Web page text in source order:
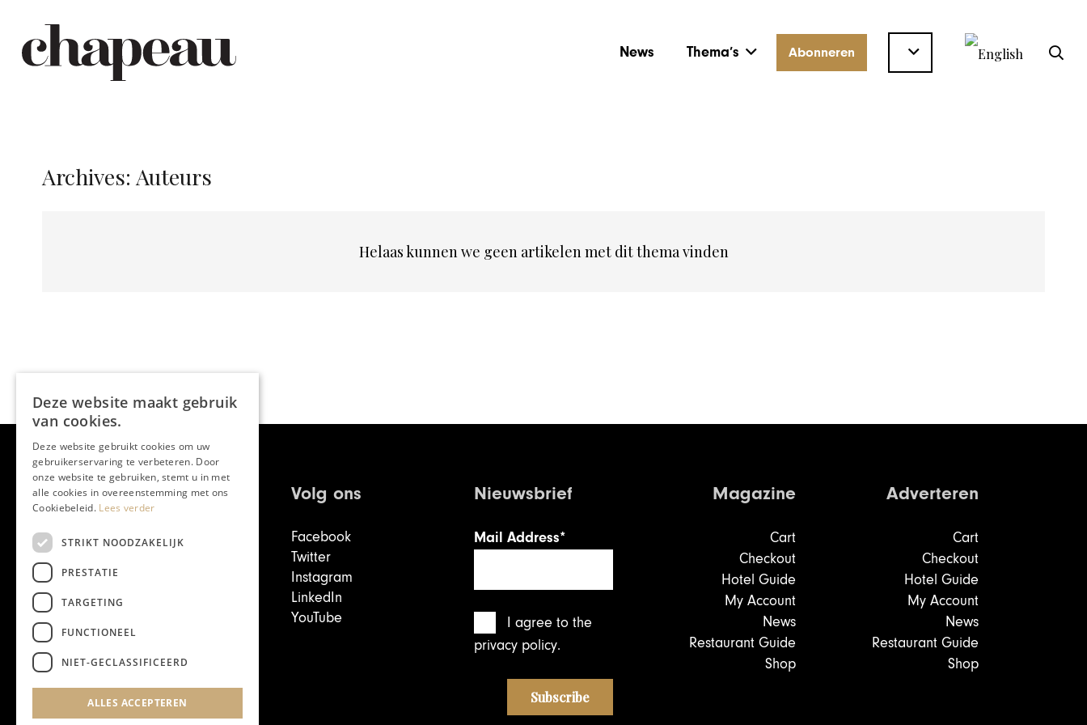
News Thema’s Abonneren
Archives: Auteurs
Helaas kunnen we geen artikelen met dit thema vinden
Volg ons
Facebook
Twitter
Instagram
LinkedIn
YouTube
Nieuwsbrief
Mail Address*
I agreeto the
privacy policy.
Magazine
Cart
Checkout
Hotel Guide
My Account
News
Restaurant Guide
Shop
Adverteren
Cart
Checkout
Hotel Guide
My Account
News
Restaurant Guide
Shop
Deze website maakt gebruik
van cookies.
Deze website gebruikt cookies om uw
gebruikerservaring te verbeteren. Door
onze website te gebruiken, stemt u in met
alle cookies in overeenstemming met ons
Cookiebeleid. Lees verder
STRIKT NOODZAKELIJK
PRESTATIE
TARGETING
FUNCTIONEEL
NIET-GECLASSIFICEERD
ALLES ACCEPTEREN